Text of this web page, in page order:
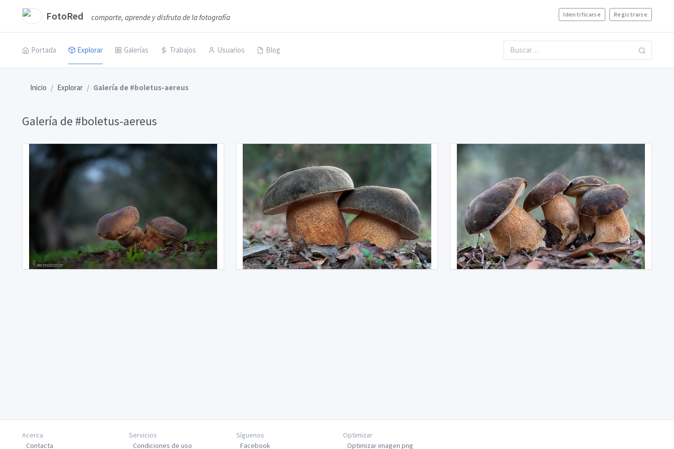
FotoRed comparte, aprende y disfruta de la fotografía Identificarse Registrarse
Portada Explorar Galerías Trabajos Usuarios Blog
Inicio Explorar Galería de #boletus-aereus
Galería de #boletus-aereus
Acerca
Contacta
Servicios
Condiciones de uso
Síguenos
Facebook
Optimizar
Optimizar imagen png